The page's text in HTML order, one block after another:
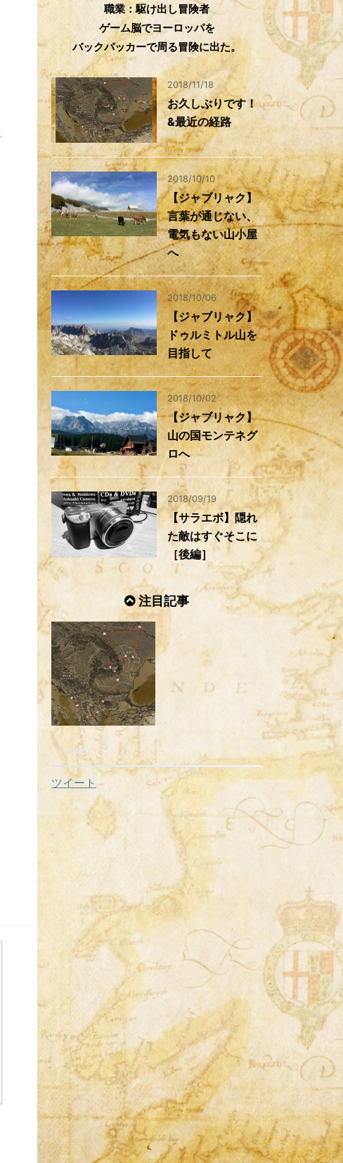
職業：駆け出し冒険者
ゲーム脳でヨーロッパを
バックパッカーで周る冒険に出た。
2018/11/18
お久しぶりです！
&最近の経路
2018/10/10
【ジャブリャク】
言葉が通じない、
電気もない山小屋
へ
2018/10/06
【ジャブリャク】
ドゥルミトル山を
目指して
2018/10/02
【ジャブリャク】
山の国モンテネグ
ロへ
2018/09/19
【サラエボ】隠れ
た敵はすぐそこに
［後編］
注目記事
Twitter
ツイート